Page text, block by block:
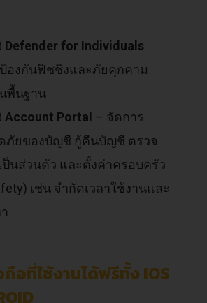
for Individuals
องกันฟิชชิงและภัยคุกคาม
พื้นฐาน
Portal – จัดการ
ภัยของบัญชี กู้คืนบัญชี ตรวจ
ป็นส่วนตัว และตั้งค่าครอบครัว
เช่น จำกัดเวลาใช้งานและ
อที่ใช้งานได้ฟรีทั้ง IOS